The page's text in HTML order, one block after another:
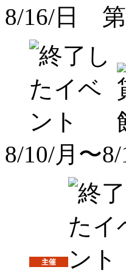
8/16/日 第
8/10/月〜